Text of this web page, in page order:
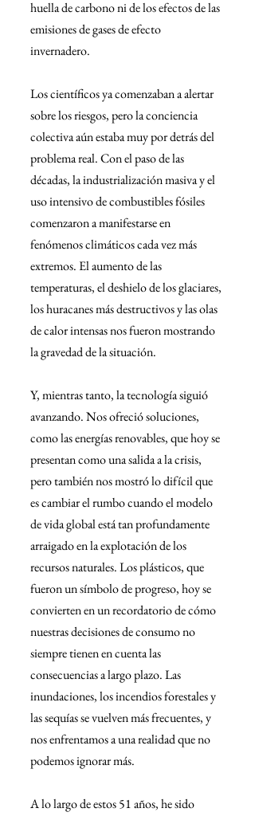
huella de carbono ni de los efectos de las
emisiones de gases de efecto
invernadero.
Los científicos ya comenzaban a alertar
sobre los riesgos, pero la conciencia
colectiva aún estaba muy por detrás del
problema real. Con el paso de las
décadas, la industrialización masiva y el
uso intensivo de combustibles fósiles
comenzaron a manifestarse en
fenómenos climáticos cada vez más
extremos. El aumento de las
temperaturas, el deshielo de los glaciares,
los huracanes más destructivos y las olas
de calor intensas nos fueron mostrando
la gravedad de la situación.
Y, mientras tanto, la tecnología siguió
avanzando. Nos ofreció soluciones,
como las energías renovables, que hoy se
presentan como una salida a la crisis,
pero también nos mostró lo difícil que
es cambiar el rumbo cuando el modelo
de vida global está tan profundamente
arraigado en la explotación de los
recursos naturales. Los plásticos, que
fueron un símbolo de progreso, hoy se
convierten en un recordatorio de cómo
nuestras decisiones de consumo no
siempre tienen en cuenta las
consecuencias a largo plazo. Las
inundaciones, los incendios forestales y
las sequías se vuelven más frecuentes, y
nos enfrentamos a una realidad que no
podemos ignorar más.
A lo largo de estos 51 años, he sido